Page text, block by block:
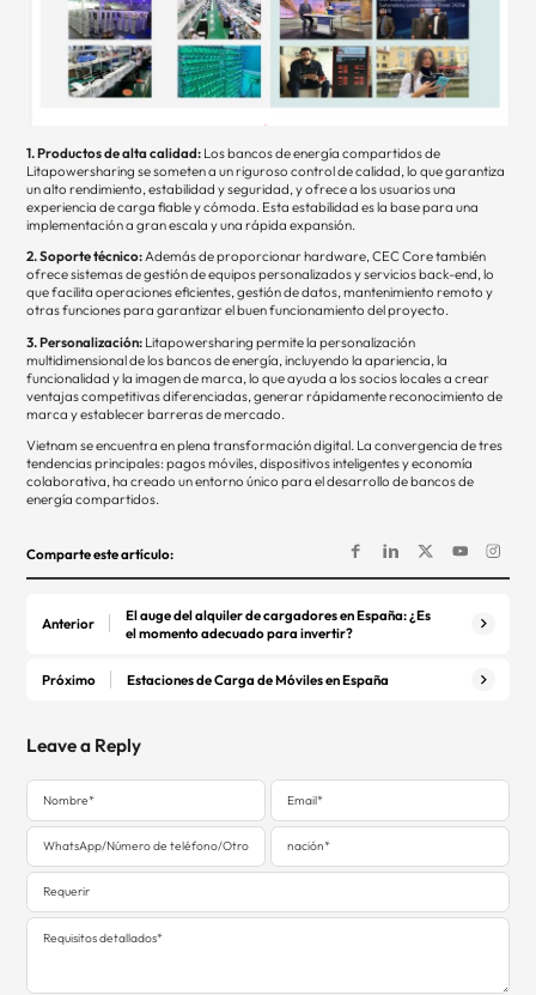
1. Productos de alta calidad: Los bancos de energía compartidos de
Litapowersharing se someten a un riguroso control de calidad, lo que garantiza
un alto rendimiento, estabilidad y seguridad, y ofrece a los usuarios una
experiencia de carga fiable y cómoda. Esta estabilidad es la base para una
implementación a gran escala y una rápida expansión.
2. Soporte técnico:Además de proporcionar hardware, CEC Core también
ofrece sistemas de gestión de equipos personalizados y servicios back-end, lo
que facilita operaciones eficientes, gestión de datos, mantenimiento remoto y
otras funciones para garantizar el buen funcionamiento del proyecto.
3. Personalización: Litapowersharing permite la personalización
multidimensional de los bancos de energía, incluyendo la apariencia, la
funcionalidad y la imagen de marca, lo que ayuda a los socios locales a crear
ventajas competitivas diferenciadas, generar rápidamente reconocimiento de
marca y establecer barreras de mercado.
Vietnam se encuentra en plena transformación digital. La convergencia de tres
tendencias principales: pagos móviles, dispositivos inteligentes y economía
colaborativa, ha creado un entorno único para el desarrollo de bancos de
energía compartidos.
Comparte este artículo:
Anterior
El auge del alquiler de cargadores en España: ¿Es
el momento adecuado para invertir?
Próximo Estaciones de Carga de Móviles en España
Leave a Reply